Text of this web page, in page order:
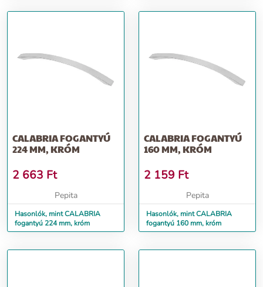
CALABRIA FOGANTYÚ
224 MM, KRÓM
2 663 Ft
Pepita
Hasonlók, mint CALABRIA
fogantyú 224 mm, króm
CALABRIA FOGANTYÚ
160 MM, KRÓM
2 159 Ft
Pepita
Hasonlók, mint CALABRIA
fogantyú 160 mm, króm